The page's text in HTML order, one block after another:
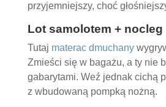
przyjemniejszy, choć
Lot samolotem +
Tutaj materac dmuchany
Zmieści się w bagażu, a ty nie
gabarytami. Weź jednak cichą
z wbudowaną pompką nożną.